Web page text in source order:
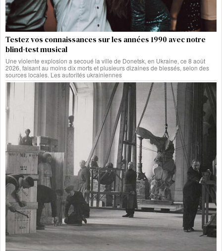
Testez vos connaissances sur les années 1990 avec notre
blind-test musical
Une violente explosion a secoué la ville de Donetsk, en Ukraine, ce 8 août
2026, faisant au moins dix morts et plusieurs dizaines de blessés, selon des
sources locales. Les autorités ukrainiennes